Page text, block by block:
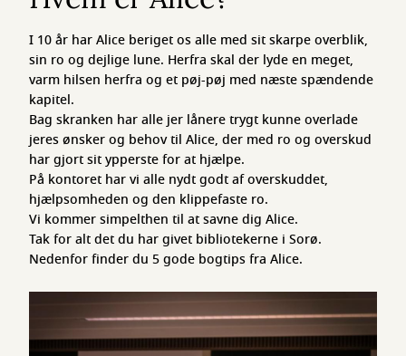
I 10 år har Alice beriget os alle med sit skarpe overblik,
sin ro og dejlige lune. Herfra skal der lyde en meget,
varm hilsen herfra og et pøj-pøj med næste spændende
kapitel.
Bag skranken har alle jer lånere trygt kunne overlade
jeres ønsker og behov til Alice, der med ro og overskud
har gjort sit ypperste for at hjælpe.
På kontoret har vi alle nydt godt af overskuddet,
hjælpsomheden og den klippefaste ro.
Vi kommer simpelthen til at savne dig Alice.
Tak for alt det du har givet bibliotekerne i Sorø.
Nedenfor finder du 5 gode bogtips fra Alice.